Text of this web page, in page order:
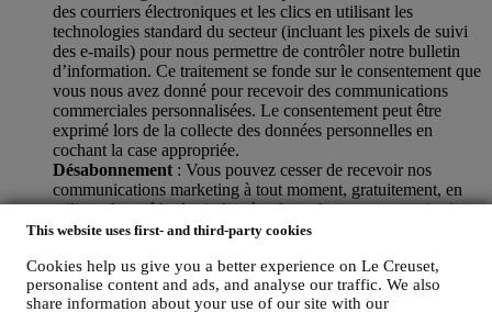
This website uses first- and third-party cookies
Cookies help us give you a better experience on Le Creuset,
personalise content and ads, and analyse our traffic. We also
share information about your use of our site with our
des courriers électroniques et les clics en utilisant les
technologies standard du secteur (incluant les pixels de suivi
des e-mails) pour nous permettre de contrôler notre bulletin
d’information. Ce traitement se fonde sur le consentement que
vous nous avez donné pour recevoir des communications
commerciales personnalisées. Le consentement peut être
exprimé lors de la collecte des données personnelles en
cochant la case appropriée.
Désabonnement : Vous pouvez cesser de recevoir nos
communications marketing à tout moment, gratuitement, en
utilisant les méthodes indiquées dans chaque communication
(par exemple, pour vous désinscrire de la newsletter, vous
chaque e-mail). En tout état de cause, si vous souhaitez mettre
fin à l'une de nos activités marketing, veuillez nous envoyer